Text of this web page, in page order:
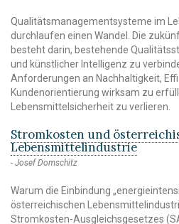
Qualitätsmanagementsysteme im
durchlaufen einen Wandel. Die
besteht darin, bestehende
und künstlicher Intelligenz zu
Anforderungen an Nachhaltigkeit,
Kundenorientierung wirksam zu
Lebensmittelsicherheit zu verlieren.
Stromkosten und
Lebensmittelindustrie
Josef Domschitz
Warum die Einbindung
österreichischen
Stromkosten-Ausgleichsgesetzes